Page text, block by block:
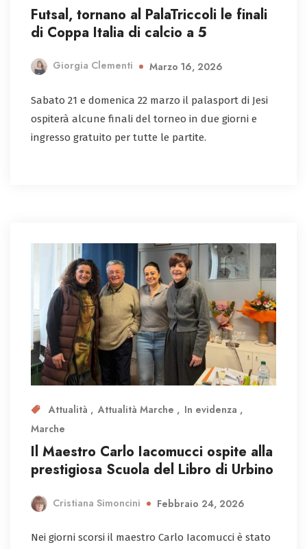
Futsal, tornano al PalaTriccoli le finali
di Coppa Italia di calcio a 5
Giorgia Clementi Marzo 16, 2026
Sabato 21 e domenica 22 marzo il palasport di Jesi
ospiterà alcune finali del torneo in due giorni e
ingresso gratuito per tutte le partite.
Attualità Attualità Marche
In evidenza
Marche
Il Maestro Carlo Iacomucci ospite alla
prestigiosa Scuola del Libro di Urbino
Cristiana Simoncini Febbraio 24, 2026
Nei giorni scorsi il maestro Carlo Iacomucci è stato